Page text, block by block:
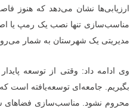
ارزیابی‌ها نشان می‌دهد که هنوز
مناسب‌سازی تنها نصب یک رمپ یا
مدیریتی یک شهرستان به شمار
وی ادامه داد: وقتی از توسعه
بگیریم. جامعه‌ای توسعه‌یافته است
محروم نشود. مناسب‌سازی فضاهای